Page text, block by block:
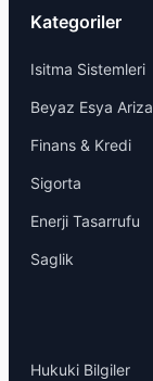
Kategoriler
Isitma Sistemleri
Beyaz Esya Ariza
Finans & Kredi
Sigorta
Enerji Tasarrufu
Saglik
Hukuki Bilgiler